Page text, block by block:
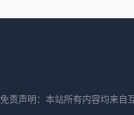
免责声明：本站所有内容均来自